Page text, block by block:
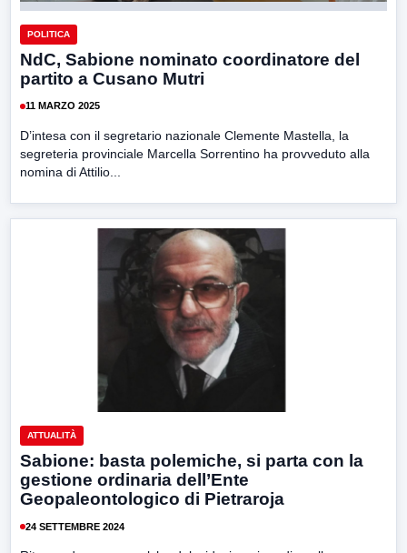
POLITICA
NdC, Sabione nominato coordinatore del
partito a Cusano Mutri
11 MARZO 2025
D’intesa con il segretario nazionale Clemente Mastella, la
segreteria provinciale Marcella Sorrentino ha provveduto alla
nomina di Attilio...
ATTUALITÀ
Sabione: basta polemiche, si parta con la
gestione ordinaria dell’Ente
Geopaleontologico di Pietraroja
24 SETTEMBRE 2024